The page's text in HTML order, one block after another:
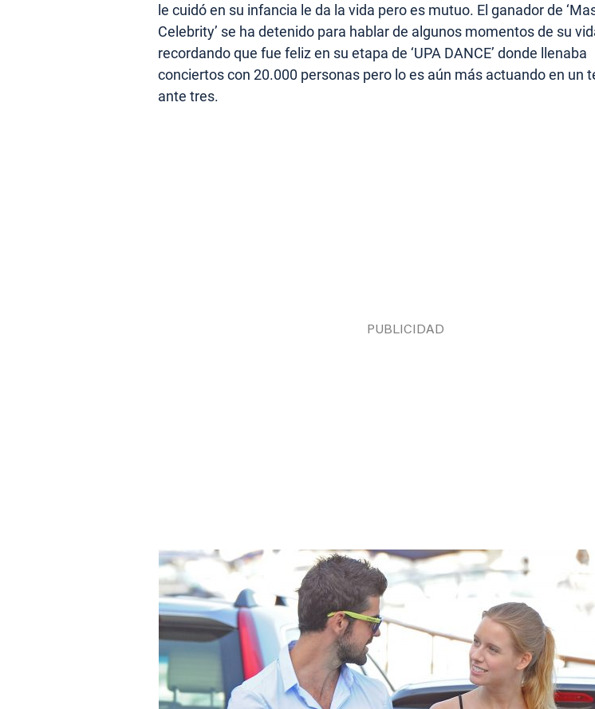
le cuidó en su infancia le da la vida pero es mutuo. El ganador de
Celebrity’ se ha detenido para hablar de algunos momentos de su
recordando que fue feliz en su etapa de ‘UPA DANCE’ donde llenaba
conciertos con 20.000 personas pero lo es aún más actuando en un
ante tres.